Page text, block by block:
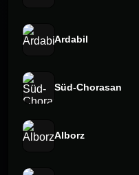
Ardabil
Süd-Chorasan
Alborz